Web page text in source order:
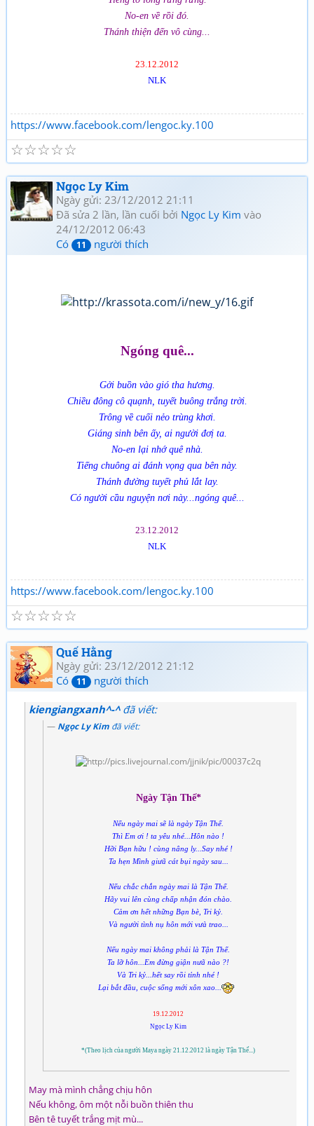
No-en về rồi đó.
Thánh thiện đến vô cùng...
23.12.2012
NLK
https://www.facebook.com/lengoc.ky.100
☆
☆
☆
☆
☆
Ngọc Ly Kim
Ngày gửi: 23/12/2012 21:11
Đã sửa 2 lần, lần cuối bởi Ngọc Ly Kim vào
24/12/2012 06:43
Có
11 người thích
Ngóng quê...
Gởi buồn vào gió tha hương.
Chiều đông cô quạnh, tuyết buông trắng trời.
Trông về cuối nẻo trùng khơi.
Giáng sinh bên ấy, ai người đơị ta.
No-en lại nhớ quê nhà.
Tiếng chuông ai đánh vọng qua bên này.
Thánh đường tuyết phủ lắt lay.
Có người cầu nguyện nơi này...ngóng quê...
23.12.2012
NLK
https://www.facebook.com/lengoc.ky.100
☆
☆
☆
☆
☆
Quế Hằng
Ngày gửi: 23/12/2012 21:12
Có
11 người thích
kiengiangxanh^-^đã viết:
Ngọc Ly Kim đã viết:
Ngày Tận Thế*
Nếu ngày mai sẽ là ngày Tận Thế.
Thì Em ơi ! ta yêu nhé...Hôn nào !
Hỡi Bạn hữu ! cùng nâng ly...Say nhé !
Ta hẹn Mình giưã cát bụi ngày sau...
Nếu chắc chắn ngày mai là Tận Thế.
Hãy vui lên cùng chấp nhận đón chào.
Cảm ơn hết những Bạn bè, Tri kỷ.
Và người tình nụ hôn mới vưà trao...
Nếu ngày mai không phải là Tận Thế.
Ta lỡ hôn...Em đừng giận nưã nào ?!
Và Tri kỷ...hết say rồi tỉnh nhé !
Lại bắt đầu, cuộc sống mới xôn xao...
19.12.2012
Ngọc Ly Kim
*(Theo lịch của người Maya ngày 21.12.2012 là ngày Tận Thế...)
May mà mình chẳng chịu hôn
Nếu không, ôm một nỗi buồn thiên thu
Bên tê tuyết trắng mịt mù...